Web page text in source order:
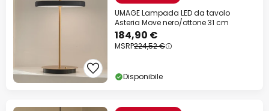
UMAGE Lampada LED da tavolo
Asteria Move nero/ottone 31 cm
184,90 €
MSRP224,52 €
Disponibile